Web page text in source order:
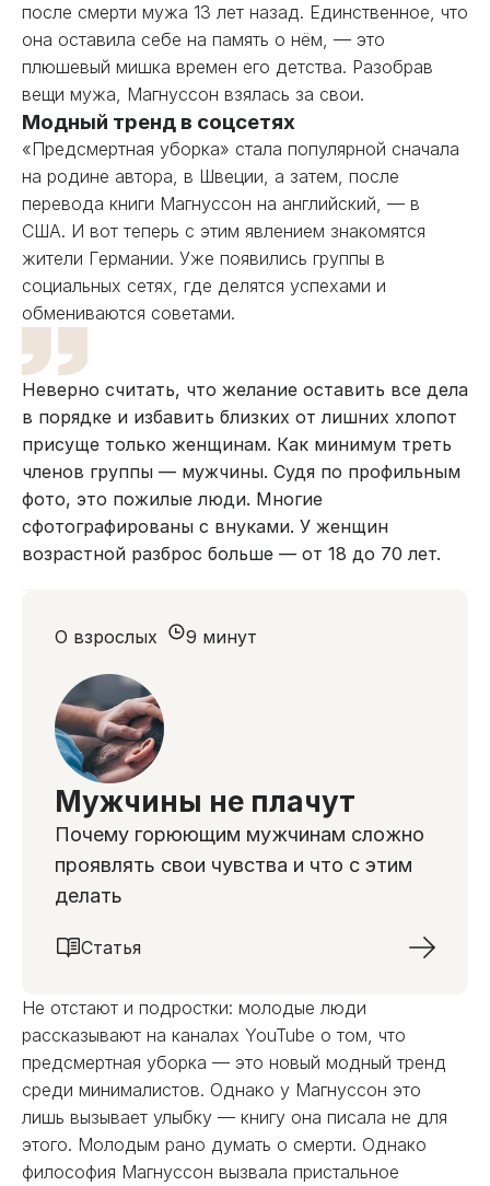
после смерти мужа 13 лет назад. Единственное, что
она оставила себе на память о нём, — это
плюшевый мишка времен его детства. Разобрав
вещи мужа, Магнуссон взялась за свои.
Модный тренд в соцсетях
«Предсмертная уборка» стала популярной сначала
на родине автора, в Швеции, а затем, после
перевода книги Магнуссон на английский, — в
США. И вот теперь с этим явлением знакомятся
жители Германии. Уже появились группы в
социальных сетях, где делятся успехами и
обмениваются советами.
Неверно считать, что желание оставить все дела
в порядке и избавить близких от лишних хлопот
присуще только женщинам. Как минимум треть
членов группы — мужчины. Судя по профильным
фото, это пожилые люди. Многие
сфотографированы с внуками. У женщин
возрастной разброс больше — от 18 до 70 лет.
Мужчины не плачут
Почему горюющим мужчинам сложно
проявлять свои чувства и что с этим
делать
О взрослых
Статья
9 минут
Не отстают и подростки: молодые люди
рассказывают на каналах YouTube о том, что
предсмертная уборка — это новый модный тренд
среди минималистов. Однако у Магнуссон это
лишь вызывает улыбку — книгу она писала не для
этого. Молодым рано думать о смерти. Однако
философия Магнуссон вызвала пристальное